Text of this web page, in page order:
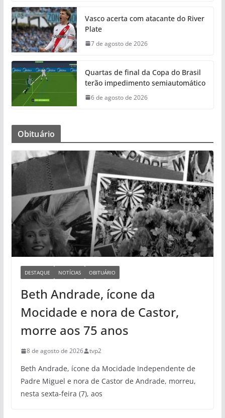
Vasco acerta com atacante do River
Plate
7 de agosto de 2026
Quartas de final da Copa do Brasil
terão impedimento semiautomático
6 de agosto de 2026
Obituário
DESTAQUE NOTÍCIAS OBITUÁRIO
Beth Andrade, ícone da
Mocidade e nora de Castor,
morre aos 75 anos
8 de agosto de 2026 tvp2
Beth Andrade, ícone da Mocidade Independente de
Padre Miguel e nora de Castor de Andrade, morreu,
nesta sexta-feira (7), aos